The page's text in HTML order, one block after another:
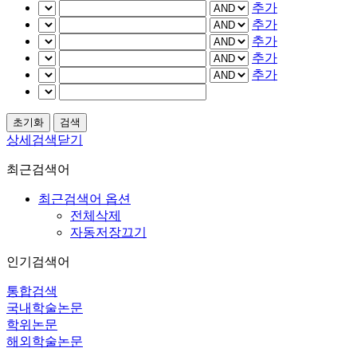
추가
추가
추가
추가
추가
상세검색닫기
최근검색어
최근검색어 옵션
전체삭제
자동저장끄기
인기검색어
통합검색
국내학술논문
학위논문
해외학술논문